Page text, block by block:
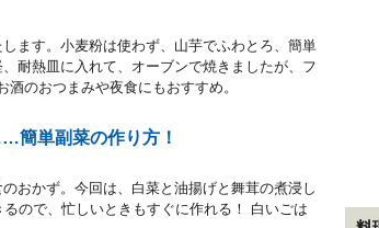
ます。小麦粉は使わず、山芋でふわとろ、簡単
耐熱皿に入れて、オーブンで焼きましたが、フ
のおつまみや夜食にもおすすめ。
簡単副菜の作り方！
おかず。今回は、白菜と油揚げと舞茸の煮浸し
ので、忙しいときもすぐに作れる！ 白いごは